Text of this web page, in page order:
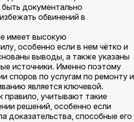
документально
обвинений в
имеет высокую
особенно если в нем чётко и
выводы, а также указаны
источники. Именно поэтому
споров по услугам по ремонту и
является ключевой.
правило, учитывают такие
решений, особенно если
доказательства, способные его